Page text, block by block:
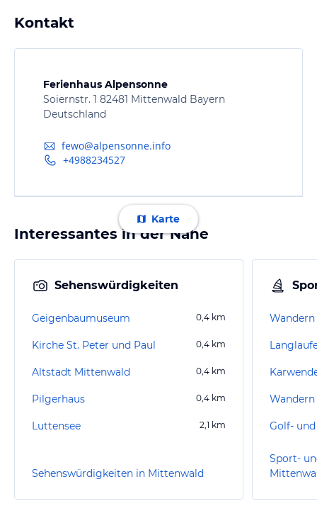
Kontakt
Ferienhaus Alpensonne
Soiernstr. 1 82481 Mittenwald Bayern
Deutschland
fewo@alpensonne.info
+4988234527
Karte
Interessantes in der Nähe
Sehenswürdigkeiten
Geigenbaumuseum 0,4 km
Kirche St. Peter und Paul 0,4 km
Altstadt Mittenwald 0,4 km
Pilgerhaus 0,4 km
Luttensee 2,1 km
Sehenswürdigkeiten in Mittenwald
Sport-